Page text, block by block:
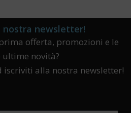
nostra newsletter!
offerta, promozioni e le
ultime novità?
iscriviti alla nostra newsletter!